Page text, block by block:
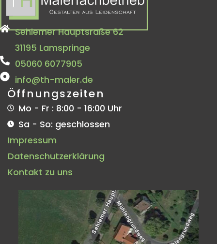
Sehlemer Hauptsraße 62
31195 Lamspringe
05060 6077905
info@th-maler.de
Öffnungszeiten
Mo - Fr : 8:00 - 16:00 Uhr
Sa - So: geschlossen
Impressum
Datenschutzerklärung
Kontakt zu uns